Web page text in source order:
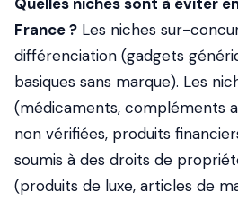
France ? Les niches sur-
différenciation (gadgets
basiques sans marque). Les
(médicaments, compléments
non vérifiées, produits
soumis à des droits de
(produits de luxe, articles de